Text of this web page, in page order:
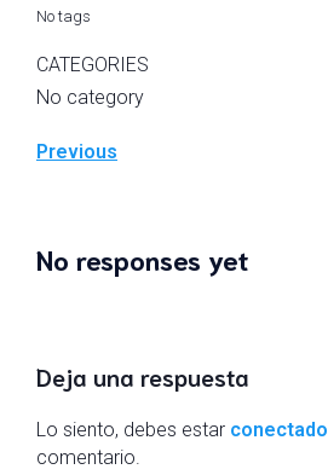
No tags
CATEGORIES
No category
Previous
No responses yet
Deja una respuesta
Lo siento, debes estar conectado
comentario.